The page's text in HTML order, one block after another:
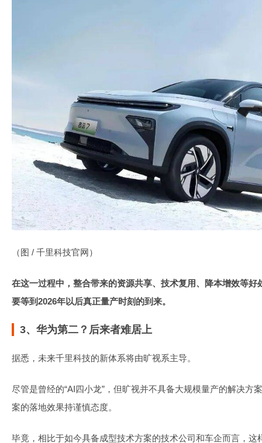
（图 / 千里科技官网）
在这一过程中，整合带来的资源共享、技术复用、降本增效等
要等到2026年以后真正量产时刻的到来。
3、华为第二？后来者难居上
据悉，未来千里科技的新体系将由旷视系主导。
尽管是曾经的“AI四小龙”，但旷视并不具备大规模量产的解决方
案的落地效果持谨慎态度。
毕竟，相比于如今具备成型技术方案的技术公司和车企而言，